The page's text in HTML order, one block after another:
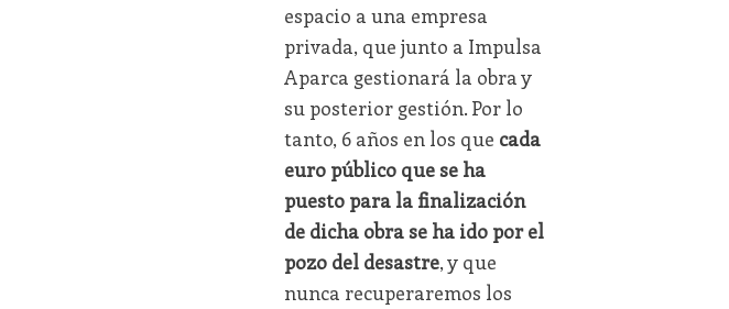
espacio a una empresa
privada, que junto a Impulsa
Aparca gestionará la obra y
su posterior gestión. Por lo
tanto, 6 años en los que cada
euro público que se ha
puesto para la finalización
de dicha obra se ha ido por el
pozo del desastre, y que
nunca recuperaremos los